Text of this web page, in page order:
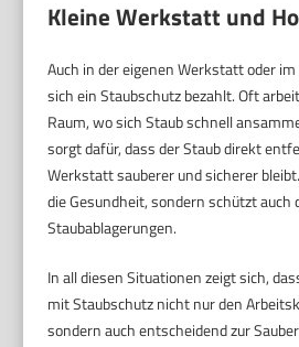
Kleine Werkstatt und
Auch in der eigenen Werkstatt oder
sich ein Staubschutz bezahlt. Oft
Raum, wo sich Staub schnell
sorgt dafür, dass der Staub direkt
Werkstatt sauberer und sicherer
die Gesundheit, sondern schützt
Staubablagerungen.
In all diesen Situationen zeigt sich,
mit Staubschutz nicht nur den
sondern auch entscheidend zur